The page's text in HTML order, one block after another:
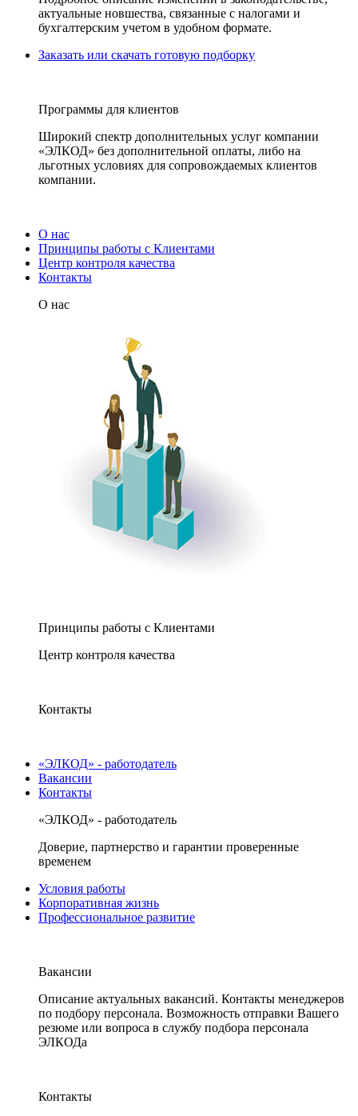
актуальные новшества, связанные с налогами и
бухгалтерским учетом в удобном формате.
Заказать или скачать готовую подборку
Программы для клиентов
Широкий спектр дополнительных услуг компании
«ЭЛКОД» без дополнительной оплаты, либо на
льготных условиях для сопровождаемых клиентов
компании.
О нас
Принципы работы с Клиентами
Центр контроля качества
Контакты
О нас
Принципы работы с Клиентами
Центр контроля качества
Контакты
«ЭЛКОД» - работодатель
Вакансии
Контакты
«ЭЛКОД» - работодатель
Доверие, партнерство и гарантии проверенные
временем
Условия работы
Корпоративная жизнь
Профессиональное развитие
Вакансии
Описание актуальных вакансий. Контакты менеджеров
по подбору персонала. Возможность отправки Вашего
резюме или вопроса в службу подбора персонала
ЭЛКОДа
Контакты